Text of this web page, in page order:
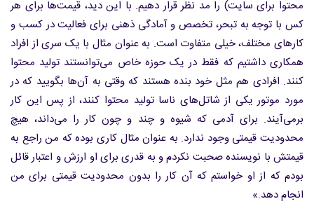
محتوا برای سایت) را مد نظر قرار دهیم. با این دید، قیمت‌ها برای هر
کس با توجه به تبحر، تخصص و آمادگی ذهنی برای فعالیت در کسب و
کارهای مختلف، خیلی متفاوت است. به عنوان مثال با یک سری از افراد
همکاری داشتیم که فقط در یک حوزه خاص می‌توانستند تولید محتوا
کنند. افرادی هم مثل خود بنده هستند که وقتی به آن‌ها بگویید که در
مورد موتور یکی از شاتل‌های ناسا تولید محتوا کنند، از پس این کار
برمی‌آیند. برای آدمی که شیوه و چند و چون کار را می‌داند، هیچ
محدودیت قیمتی وجود ندارد. به عنوان مثال کاری بوده که من راجع به
قیمتش با نویسنده صحبت نکردم و به قدری برای او ارزش و اعتبار قائل
بودم که از او خواستم که آن کار را بدون محدودیت قیمتی برای من
انجام دهد.»